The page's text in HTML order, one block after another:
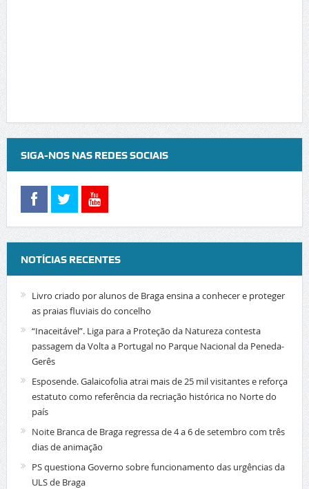
SIGA-NOS NAS REDES SOCIAIS
NOTÍCIAS RECENTES
Livro criado por alunos de Braga ensina a conhecer e proteger
as praias fluviais do concelho
“Inaceitável”. Liga para a Proteção da Natureza contesta
passagem da Volta a Portugal no Parque Nacional da Peneda-
Gerês
Esposende. Galaicofolia atrai mais de 25 mil visitantes e reforça
estatuto como referência da recriação histórica no Norte do
país
Noite Branca de Braga regressa de 4 a 6 de setembro com três
dias de animação
PS questiona Governo sobre funcionamento das urgências da
ULS de Braga